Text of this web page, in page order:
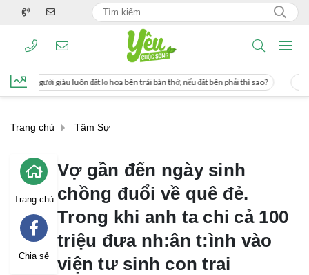
lọ hoa bên trái bàn thờ, nếu đặt bên phải thì sao? Cách uống nước mía
Trang chủ Tâm Sự
Trang chủ
Chia sẻ
Vợ gần đến ngày sinh
chồng đuổi về quê đẻ.
Trong khi anh ta chi cả 100
triệu đưa nh:ân t:ình vào
viện tư sinh con trai